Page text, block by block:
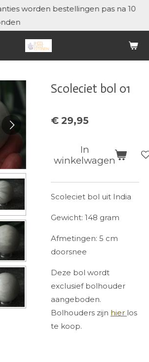
worden bestellingen pas na 10
Scoleciet bol 01
€ 29,95
In
winkelwagen
Scoleciet bol uit India
Gewicht: 148 gram
Afmetingen: 5 cm
doorsnee
Deze bol wordt
exclusief bolhouder
aangeboden.
Bolhouders zijn hier los
te koop.